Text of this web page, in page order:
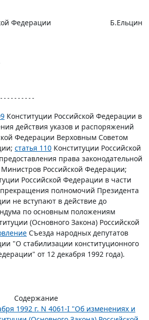
Федерации Б.Ельцин
Конституции Российской Федерации в
действия указов и распоряжений
Федерации Верховным Советом
статья 110 Конституции Российской
права законодательной
Российской Федерации;
Российской Федерации в части
полномочий Президента
не вступают в действие до
по основным положениям
(Основного Закона) Российской
Съезда народных депутатов
"О стабилизации конституционного
от 12 декабря 1992 года).
Содержание
1992 г. N 4061-I "Об изменениях и